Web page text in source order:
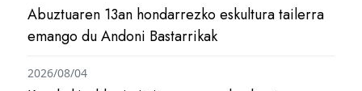
Abuztuaren 13an hondarrezko eskultura tailerra
emango du Andoni Bastarrikak
2026/08/04